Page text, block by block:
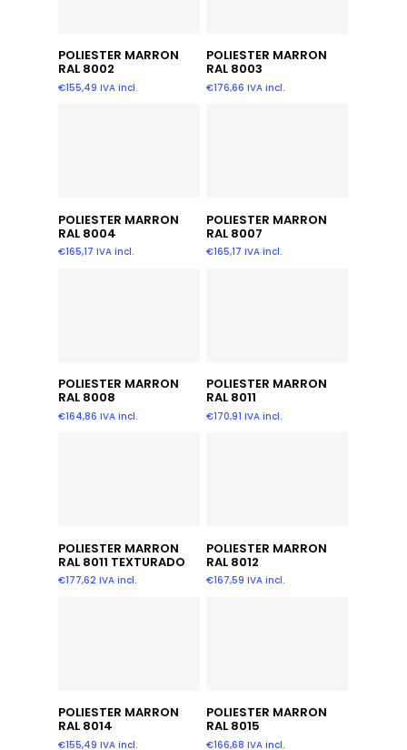
Añadir Al Carrito
POLIESTER MARRON
RAL 8002
€155,49 IVA incl.
Añadir Al Carrito
POLIESTER MARRON
RAL 8003
€176,66 IVA incl.
Añadir Al Carrito
POLIESTER MARRON
RAL 8004
€165,17 IVA incl.
Añadir Al Carrito
POLIESTER MARRON
RAL 8007
€165,17 IVA incl.
Añadir Al Carrito
POLIESTER MARRON
RAL 8008
€164,86 IVA incl.
Añadir Al Carrito
POLIESTER MARRON
RAL 8011
€170,91 IVA incl.
Añadir Al Carrito
POLIESTER MARRON
RAL 8011 TEXTURADO
€177,62 IVA incl.
Añadir Al Carrito
POLIESTER MARRON
RAL 8012
€167,59 IVA incl.
Añadir Al Carrito
POLIESTER MARRON
RAL 8014
€155,49 IVA incl.
Añadir Al Carrito
POLIESTER MARRON
RAL 8015
€166,68 IVA incl.